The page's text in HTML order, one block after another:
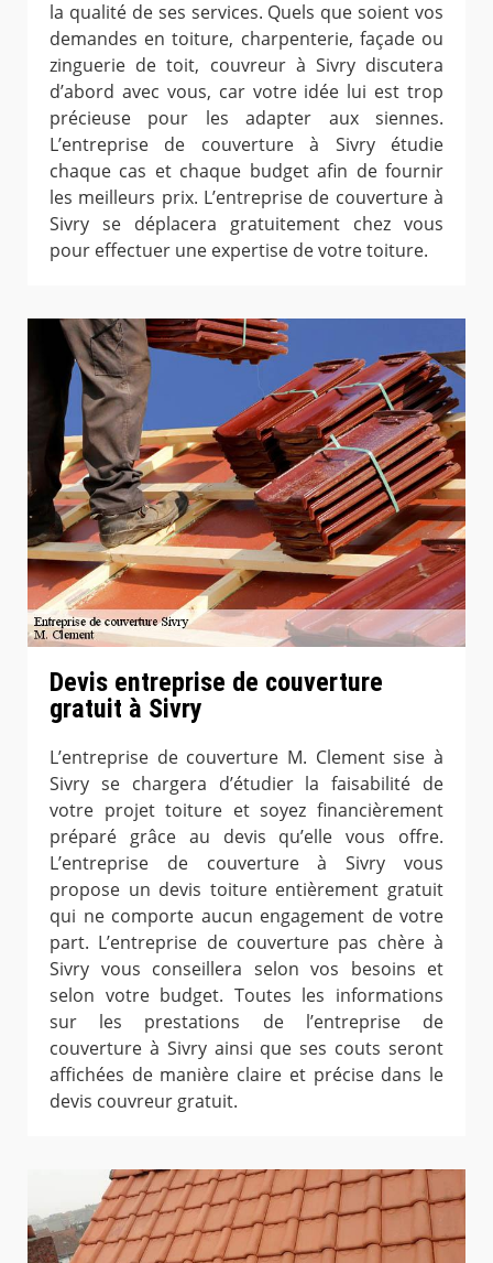
la qualité de ses services. Quels que soient vos
demandes en toiture, charpenterie, façade ou
zinguerie de toit, couvreur à Sivry discutera
d’abord avec vous, car votre idée lui est trop
précieuse pour les adapter aux siennes.
L’entreprise de couverture à Sivry étudie
chaque cas et chaque budget afin de fournir
les meilleurs prix. L’entreprise de couverture à
Sivry se déplacera gratuitement chez vous
pour effectuer une expertise de votre toiture.
Devis entreprise de couverture
gratuit à Sivry
L’entreprise de couverture M. Clement sise à
Sivry se chargera d’étudier la faisabilité de
votre projet toiture et soyez financièrement
préparé grâce au devis qu’elle vous offre.
L’entreprise de couverture à Sivry vous
propose un devis toiture entièrement gratuit
qui ne comporte aucun engagement de votre
part. L’entreprise de couverture pas chère à
Sivry vous conseillera selon vos besoins et
selon votre budget. Toutes les informations
sur les prestations de l’entreprise de
couverture à Sivry ainsi que ses couts seront
affichées de manière claire et précise dans le
devis couvreur gratuit.